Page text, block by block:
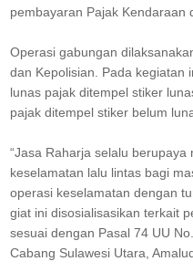
pembayaran Pajak Kendaraan
Operasi gabungan
dan Kepolisian. Pada kegiatan
lunas pajak ditempel stiker
pajak ditempel stiker belum
“Jasa Raharja selalu
keselamatan lalu lintas bagi
operasi keselamatan dengan
giat ini disosialisasikan terkait
sesuai dengan Pasal 74 UU
Cabang Sulawesi Utara,